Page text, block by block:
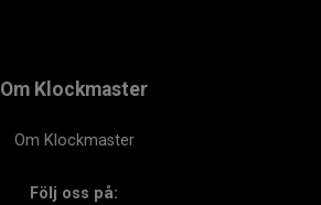
Om Klockmaster
Om Klockmaster
Följ oss på: